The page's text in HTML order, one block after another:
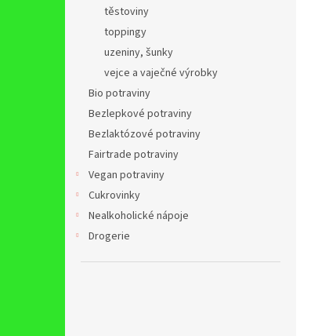
těstoviny
toppingy
uzeniny, šunky
vejce a vaječné výrobky
Bio potraviny
Bezlepkové potraviny
Bezlaktózové potraviny
Fairtrade potraviny
Vegan potraviny
Cukrovinky
Nealkoholické nápoje
Drogerie